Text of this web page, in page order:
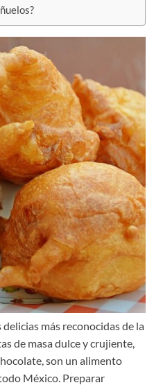
más reconocidas de la
de masa dulce y crujiente,
son un alimento
México. Preparar